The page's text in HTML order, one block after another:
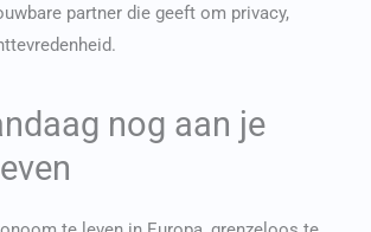
partner die geeft om privacy,
nog aan je